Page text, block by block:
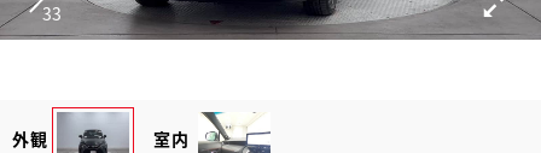
33
外観 室内